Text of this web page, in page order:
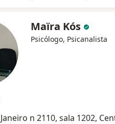
Maïra Kós
Psicólogo, Psicanalista